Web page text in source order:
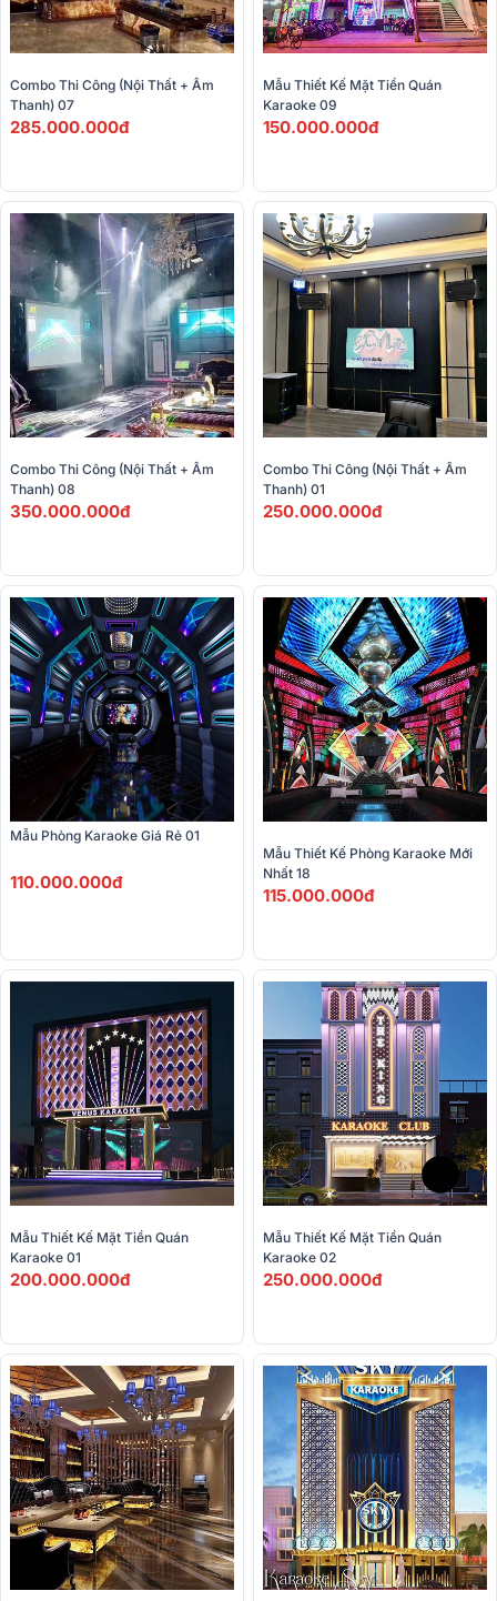
Combo Thi Công (Nội Thất + Âm
Thanh) 07
285.000.000đ
Mẫu Thiết Kế Mặt Tiền Quán
Karaoke 09
150.000.000đ
Combo Thi Công (Nội Thất + Âm
Thanh) 08
350.000.000đ
Combo Thi Công (Nội Thất + Âm
Thanh) 01
250.000.000đ
Mẫu Phòng Karaoke Giá Rẻ 01
110.000.000đ
Mẫu Thiết Kế Phòng Karaoke Mới
Nhất 18
115.000.000đ
Mẫu Thiết Kế Mặt Tiền Quán
Karaoke 01
200.000.000đ
Mẫu Thiết Kế Mặt Tiền Quán
Karaoke 02
250.000.000đ